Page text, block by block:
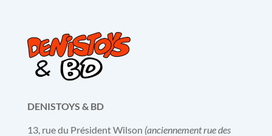
DENISTOYS & BD
13, rue du Président Wilson (anciennement rue des